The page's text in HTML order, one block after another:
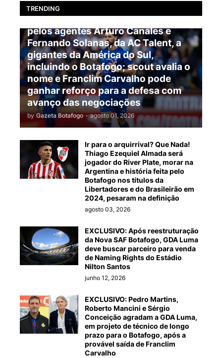
TRENDING
EXCLUSIVO: Pablo Marí é oferecido
pelos agentes Arturo Canales e
Fernando Solanas, da AC Talent, a
gigantes da América do Sul,
incluindo o Botafogo; scout avalia o
nome e Franclim Carvalho pode
ganhar reforço para a defesa com
avanço das negociações
by Gazeta Botafogo - agosto 01, 2026
Ir para o arquirrival? Que Nada!
Thiago Ezequiel Almada será
jogador do River Plate, morar na
Argentina e história feita pelo
Botafogo nos títulos da
Libertadores e do Brasileirão em
2024, pesaram na definição
agosto 03, 2026
EXCLUSIVO: Após reestruturação
da Nova SAF Botafogo, GDA Luma
deve buscar parceiro para venda
de Naming Rights do Estádio
Nilton Santos
junho 12, 2026
EXCLUSIVO: Pedro Martins,
Roberto Mancini e Sérgio
Conceição agradam a GDA Luma,
em projeto de técnico de longo
prazo para o Botafogo, após a
provável saída de Franclim
Carvalho